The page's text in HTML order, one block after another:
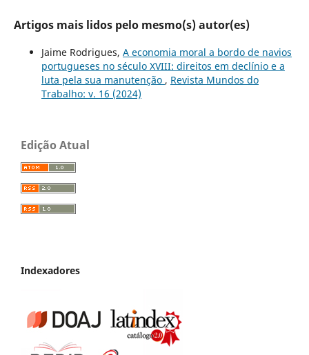
Artigos mais lidos pelo mesmo(s) autor(es)
Jaime Rodrigues, A economia moral a bordo de navios
portugueses no século XVIII: direitos em declínio e a
luta pela sua manutenção , Revista Mundos do
Trabalho: v. 16 (2024)
Edição Atual
Indexadores